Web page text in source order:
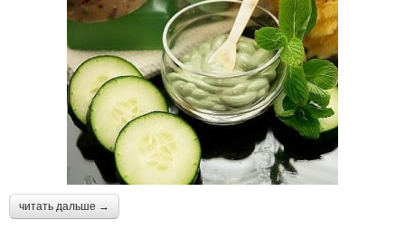
читать дальше →